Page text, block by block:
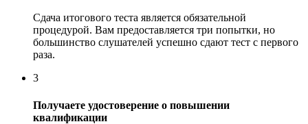
Сдача итогового теста является обязательной
процедурой. Вам предоставляется три попытки, но
большинство слушателей успешно сдают тест с первого
раза.
3
Получаете удостоверение о повышении
квалификации